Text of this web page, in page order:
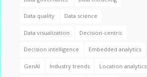
Data quality Data science
Data visualization Decision-centric
Decision intelligence Embedded analytics
GenAI Industry trends Location analytics